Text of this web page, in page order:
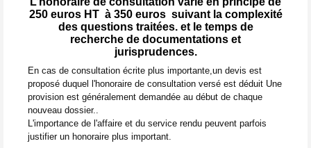
250 euros HT à 350 euros suivant la complexité
des questions traitées. et le temps de
recherche de documentations et
jurisprudences.
En cas de consultation écrite plus importante,un devis est
proposé duquel l'honoraire de consultation versé est déduit Une
provision est généralement demandée au début de chaque
nouveau dossier..
L'importance de l'affaire et du service rendu peuvent parfois
justifier un honoraire plus important.